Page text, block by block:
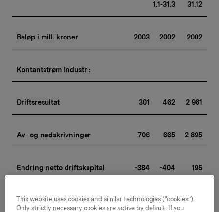
1.1-31.3
31.12
Beløp i mill. kroner 2003 2002 2002
Kontantstrøm Industri:
Driftsresultat 301 462 2 981
Av- og nedskrivninger 706 665 2 895
Endring netto driftskapital -384 -404 195
Kontantstrøm fra driften 623 723 6 071
This website uses cookies and similar technologies (“cookies”).
Only strictly necessary cookies are active by default. If you